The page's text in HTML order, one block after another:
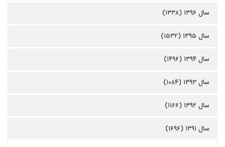
سال ۱۳۹۶ (۱۳۳۸)
سال ۱۳۹۵ (۱۵۳۲)
سال ۱۳۹۴ (۱۴۹۶)
سال ۱۳۹۳ (۱۰۸۴)
سال ۱۳۹۲ (۱۱۶۶)
سال ۱۳۹۱ (۱۶۹۶)